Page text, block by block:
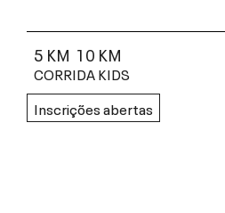
5 KM 10 KM
CORRIDA KIDS
Inscrições abertas